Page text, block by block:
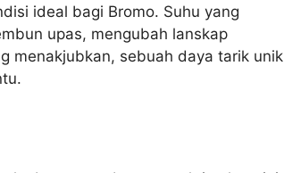
ideal bagi Bromo. Suhu yang
upas, mengubah lanskap
menakjubkan, sebuah daya tarik unik